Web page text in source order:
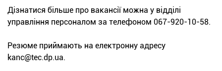
Дізнатися більше про вакансії можна у відділі
управління персоналом за телефоном 067-920-10-58.
Резюме приймають на електронну адресу
kanc@tec.dp.ua.